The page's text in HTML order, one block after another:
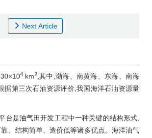
Next Article
4km2,其中,渤海、南黄海、东海、南海
据第三次石油资源评价,我国海洋石油资源量
台是油气田开发工程中一种关键的结构形式,
、结构简单、造价低等诸多优点。海洋油气